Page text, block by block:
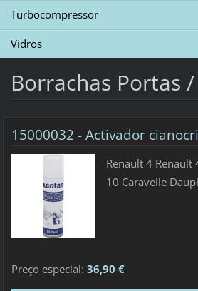
Turbocompressor
Vidros
Borrachas Portas
15000032 - Activador
Renault 4 Renault
10 Caravelle
Preço especial: 36,90 €